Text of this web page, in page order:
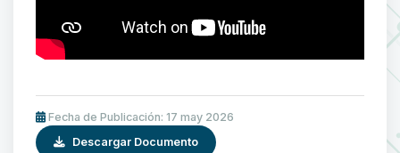
Fecha de Publicación: 17 may 2026
Descargar Documento